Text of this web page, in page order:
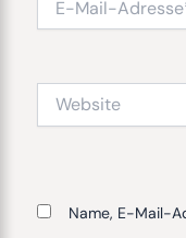
Mail-
Website
Name, E-Mail-